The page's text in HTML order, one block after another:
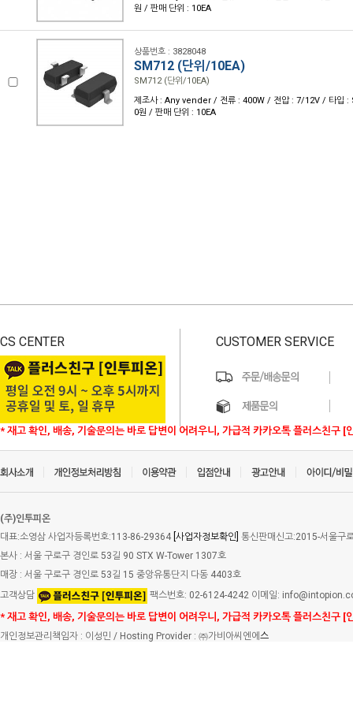
원 / 판매 단위 : 10EA
상품번호 : 3828048
SM712 (단위/10EA)
SM712 (단위/10EA)
제조사 : Any vender / 전류 : 400W / 전압 : 7/12V / 타입 :
0원 / 판매 단위 : 10EA
CS CENTER
* 재고 확인, 배송, 기술문의는 바로 답변이 어려우니, 가급적 카카오톡 플러스친구 [
CUSTOMER SERVICE
(주)인투피온
대표:소영삼 사업자등록번호:113-86-29364 [사업자정보확인] 통신판매신고:2015-서울구
본사 : 서울 구로구 경인로 53길 90 STX W-Tower 1307호
매장 : 서울 구로구 경인로 53길 15 중앙유통단지 다동 4403호
고객상담
팩스번호: 02-6124-4242 이메일:
* 재고 확인, 배송, 기술문의는 바로 답변이 어려우니, 가급적 카카오톡 플러스친구 [
개인정보관리책임자 : 이성민 / Hosting Provider : ㈜가비아씨엔에 스